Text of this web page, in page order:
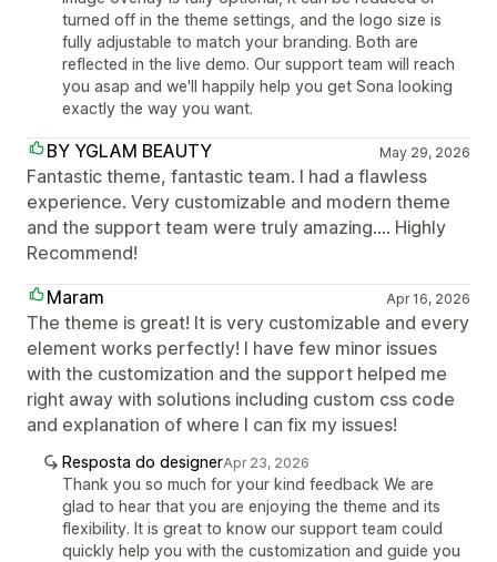
turned off in the theme settings, and the logo size is
fully adjustable to match your branding. Both are
reflected in the live demo. Our support team will reach
you asap and we'll happily help you get Sona looking
exactly the way you want.
BY YGLAM BEAUTY May 29, 2026
Fantastic theme, fantastic team. I had a flawless
experience. Very customizable and modern theme
and the support team were truly amazing.... Highly
Recommend!
Maram
Apr 16, 2026
The theme is great! It is very customizable and every
element works perfectly! I have few minor issues
with the customization and the support helped me
right away with solutions including custom css code
and explanation of where I can fix my issues!
Resposta do designerApr 23, 2026
Thank you so much for your kind feedback We are
glad to hear that you are enjoying the theme and its
flexibility. It is great to know our support team could
quickly help you with the customization and guide you